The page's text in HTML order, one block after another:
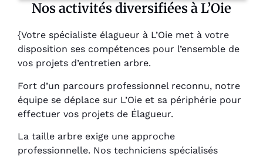
Nos activités diversifiées à L’Oie
{Votre spécialiste élagueur à L’Oie met à votre
disposition ses compétences pour l’ensemble de
vos projets d’entretien arbre.
Fort d’un parcours professionnel reconnu, notre
équipe se déplace sur L’Oie et sa périphérie pour
effectuer vos projets de Élagueur.
La taille arbre exige une approche
professionnelle. Nos techniciens spécialisés